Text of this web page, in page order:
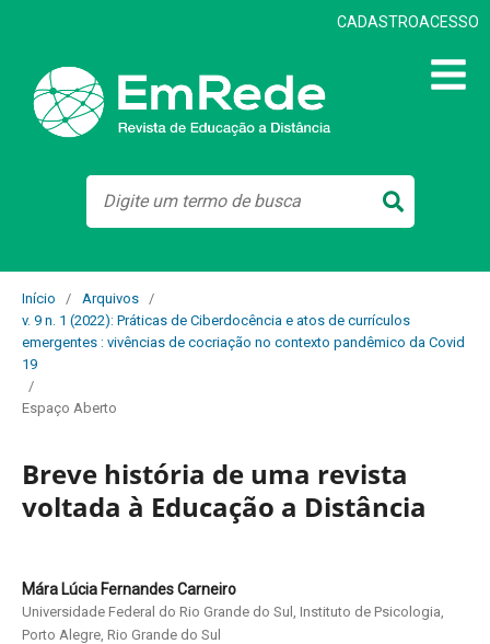
CADASTROACESSO
Início / Arquivos
/
v. 9 n. 1 (2022): Práticas de Ciberdocência e atos de currículos
emergentes : vivências de cocriação no contexto pandêmico da Covid
19
/
Espaço Aberto
Breve história de uma revista
voltada à Educação a Distância
Mára Lúcia Fernandes Carneiro
Universidade Federal do Rio Grande do Sul, Instituto de Psicologia,
Porto Alegre, Rio Grande do Sul